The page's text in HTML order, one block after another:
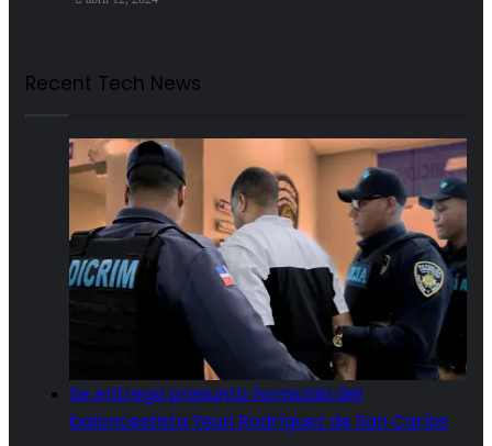
Recent Tech News
Se entrega presunto homicida del
baloncestista Yeuri Rodríguez de San Carlos